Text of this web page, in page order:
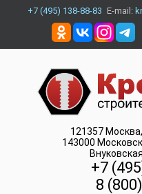
+7 (495) 138-88-83 E-mail:
121357 Москва,
143000
+7
8